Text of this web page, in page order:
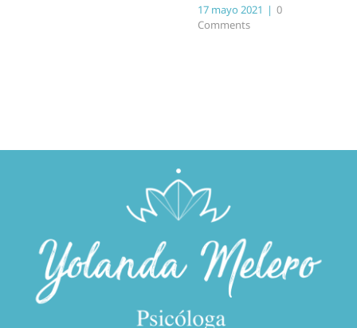
17 mayo 2021 | 0
Comments